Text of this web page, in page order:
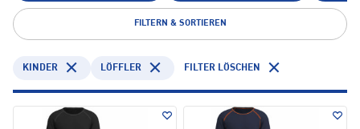
FILTERN & SORTIEREN
KINDER LÖFFLER FILTER LÖSCHEN